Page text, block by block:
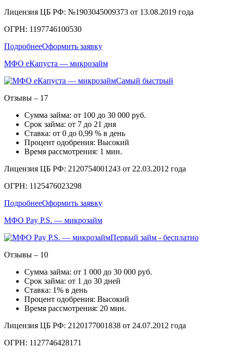
Лицензия ЦБ РФ: №1903045009373 от 13.08.2019 года
ОГРН: 1197746100530
ПодробнееОформить заявку
МФО еКапуста — микрозайм
Самый быстрый
Отзывы – 17
Сумма займа: от 100 до 30 000 руб.
Срок займа: от 7 до 21 дня
Ставка: от 0 до 0,99 % в день
Процент одобрения: Высокий
Время рассмотрения: 1 мин.
Лицензия ЦБ РФ: 2120754001243 от 22.03.2012 года
ОГРН: 1125476023298
ПодробнееОформить заявку
МФО Pay P.S. — микрозайм
Первый займ - бесплатно
Отзывы – 10
Сумма займа: от 1 000 до 30 000 руб.
Срок займа: от 1 до 30 дней
Ставка: 1% в день
Процент одобрения: Высокий
Время рассмотрения: 20 мин.
Лицензия ЦБ РФ: 2120177001838 от 24.07.2012 года
ОГРН: 1127746428171